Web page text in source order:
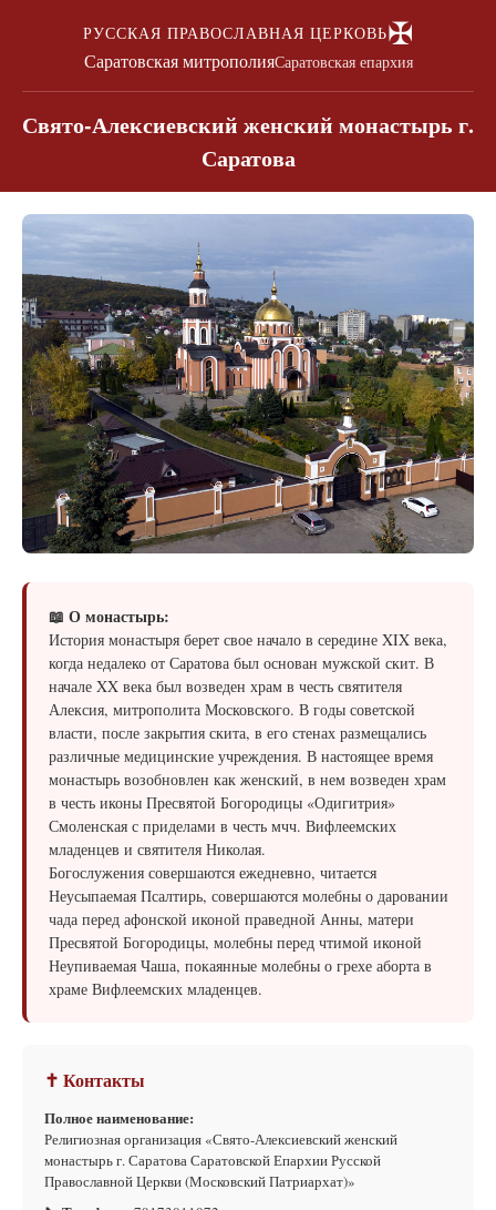
РУССКАЯ ПРАВОСЛАВНАЯ ЦЕРКОВЬ✠
Саратовская митрополияСаратовская епархия
Свято-Алексиевский женский монастырь г.
Саратова
📖 О монастырь:
История монастыря берет свое начало в середине XIX века,
когда недалеко от Саратова был основан мужской скит. В
начале XX века был возведен храм в честь святителя
Алексия, митрополита Московского. В годы советской
власти, после закрытия скита, в его стенах размещались
различные медицинские учреждения. В настоящее время
монастырь возобновлен как женский, в нем возведен храм
в честь иконы Пресвятой Богородицы «Одигитрия»
Смоленская с приделами в честь мчч. Вифлеемских
младенцев и святителя Николая.
Богослужения совершаются ежедневно, читается
Неусыпаемая Псалтирь, совершаются молебны о даровании
чада перед афонской иконой праведной Анны, матери
Пресвятой Богородицы, молебны перед чтимой иконой
Неупиваемая Чаша, покаянные молебны о грехе аборта в
храме Вифлеемских младенцев.
✝ Контакты
Полное наименование:
Религиозная организация «Свято-Алексиевский женский
монастырь г. Саратова Саратовской Епархии Русской
Православной Церкви (Московский Патриархат)»